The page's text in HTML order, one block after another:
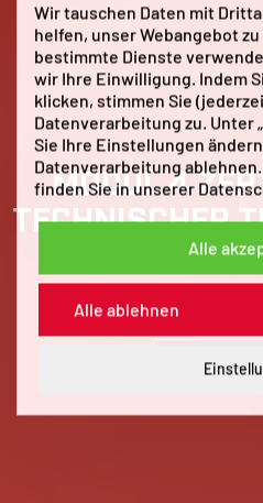
MODUL 4
TECHNISCHER
Alle
Wir tauschen Daten mit
helfen, unser Webangebot
bestimmte Dienste
wir Ihre Einwilligung. Indem
klicken, stimmen Sie
Datenverarbeitung zu. Unter
Sie Ihre Einstellungen
Datenverarbeitung
finden Sie in unserer
Alle
Alle ablehnen